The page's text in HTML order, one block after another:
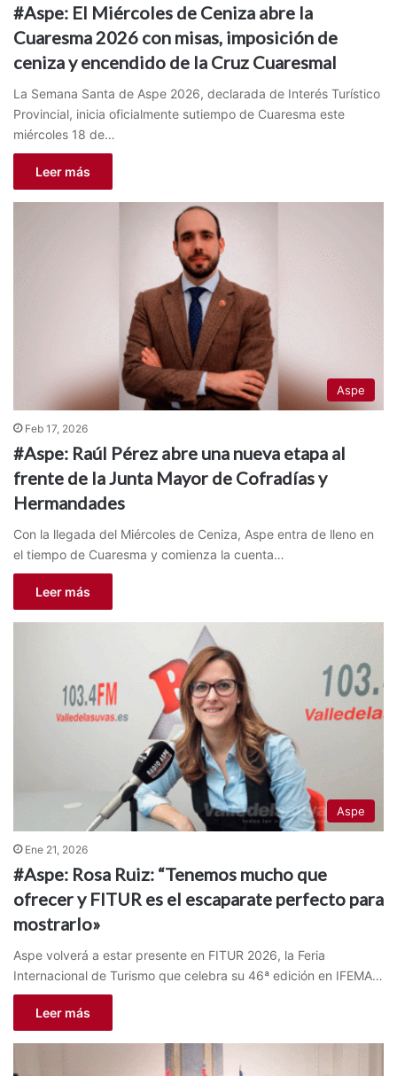
#Aspe: El Miércoles de Ceniza abre la
Cuaresma 2026 con misas, imposición de
ceniza y encendido de la Cruz Cuaresmal
La Semana Santa de Aspe 2026, declarada de Interés Turístico
Provincial, inicia oficialmente sutiempo de Cuaresma este
miércoles 18 de…
Leer más
Aspe
Feb 17, 2026
#Aspe: Raúl Pérez abre una nueva etapa al
frente de la Junta Mayor de Cofradías y
Hermandades
Con la llegada del Miércoles de Ceniza, Aspe entra de lleno en
el tiempo de Cuaresma y comienza la cuenta…
Leer más
Aspe
Ene 21, 2026
#Aspe: Rosa Ruiz: “Tenemos mucho que
ofrecer y FITUR es el escaparate perfecto para
mostrarlo»
Aspe volverá a estar presente en FITUR 2026, la Feria
Internacional de Turismo que celebra su 46ª edición en IFEMA…
Leer más